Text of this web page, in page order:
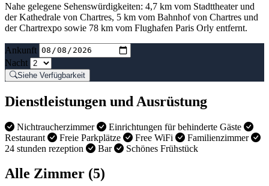
Nahe gelegene Sehenswürdigkeiten: 4,7 km vom Stadttheater und
der Kathedrale von Chartres, 5 km vom Bahnhof von Chartres und
der Chartrexpo sowie 78 km vom Flughafen Paris Orly entfernt.
Ankunft
Nacht
Siehe Verfügbarkeit
Dienstleistungen und Ausrüstung
Nichtraucherzimmer
Einrichtungen für behinderte Gäste
Restaurant
Freie Parkplätze Free WiFi
Familienzimmer
24 stunden rezeption
Bar Schönes Frühstück
Alle Zimmer (5)